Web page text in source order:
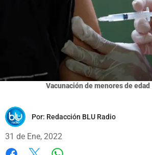
Vacunación de menores de edad
Por: Redacción BLU Radio
31 de Ene, 2022